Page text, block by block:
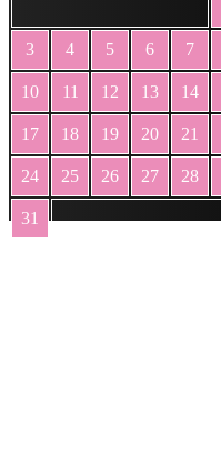
3 4 5 6 7
10 11 12 13 14
17 18 19 20 21
24 25 26 27 28
31